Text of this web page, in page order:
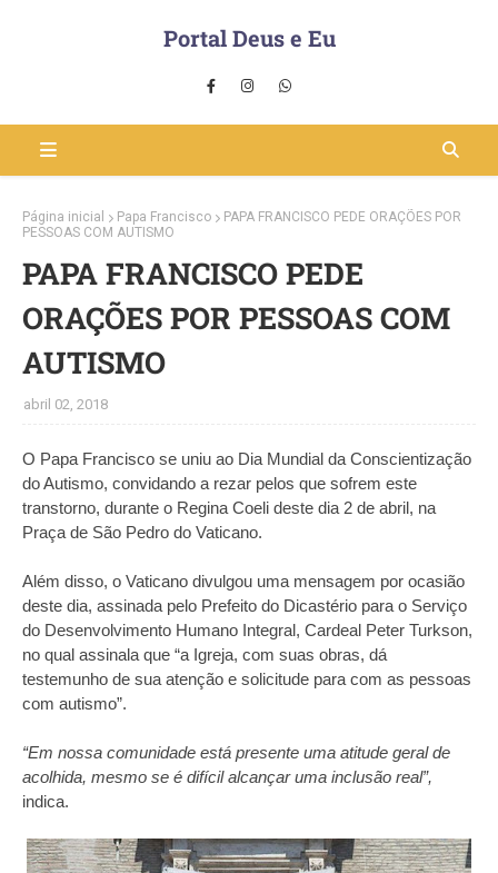
Portal Deus e Eu
Página inicial Papa Francisco
PAPA FRANCISCO PEDE ORAÇÕES POR
PESSOAS COM AUTISMO
PAPA FRANCISCO PEDE
ORAÇÕES POR PESSOAS COM
AUTISMO
abril 02, 2018
O Papa Francisco se uniu ao Dia Mundial da Conscientização
do Autismo, convidando a rezar pelos que sofrem este
transtorno, durante o Regina Coeli deste dia 2 de abril, na
Praça de São Pedro do Vaticano.
Além disso, o Vaticano divulgou uma mensagem por ocasião
deste dia, assinada pelo Prefeito do Dicastério para o Serviço
do Desenvolvimento Humano Integral, Cardeal Peter Turkson,
no qual assinala que “a Igreja, com suas obras, dá
testemunho de sua atenção e solicitude para com as pessoas
com autismo”.
“Em nossa comunidade está presente uma atitude geral de
acolhida, mesmo se é difícil alcançar uma inclusão real”,
indica.